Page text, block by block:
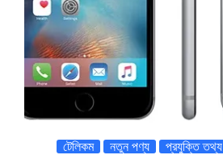
টেলিকম নতুন পণ্য প্রযুক্তি তথ্য